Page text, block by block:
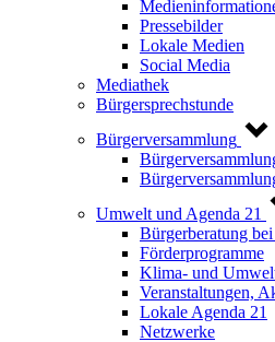
Pressebilder
Lokale Medien
Social Media
Mediathek
Bürgersprechstunde
Bürgerversammlung
Umwelt und Agenda 21
Bürgerberatung
Förderprogramme
Klima- und
Veranstaltungen,
Lokale Agenda 21
Netzwerke